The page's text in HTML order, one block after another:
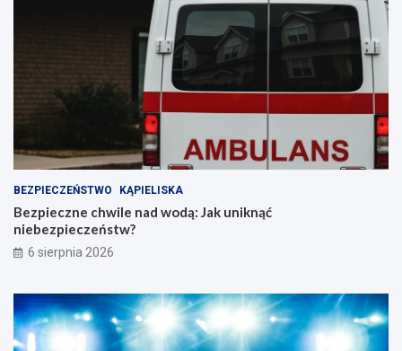
BEZPIECZEŃSTWO KĄPIELISKA
Bezpieczne chwile nad wodą: Jak uniknąć
niebezpieczeństw?
6 sierpnia 2026